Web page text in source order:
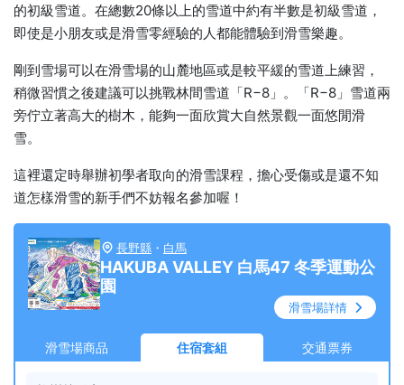
的初級雪道。在總數20條以上的雪道中約有半數是初級雪道，
即使是小朋友或是滑雪零經驗的人都能體驗到滑雪樂趣。
剛到雪場可以在滑雪場的山麓地區或是較平緩的雪道上練習，
稍微習慣之後建議可以挑戰林間雪道「R−8」。「R−8」雪道兩
旁佇立著高大的樹木，能夠一面欣賞大自然景觀一面悠閒滑
雪。
這裡還定時舉辦初學者取向的滑雪課程，擔心受傷或是還不知
道怎樣滑雪的新手們不妨報名參加喔！
長野縣 ・ 白馬
HAKUBA VALLEY 白馬47 冬季運動公
園
滑雪場詳情
滑雪場商品 住宿套組 交通票券